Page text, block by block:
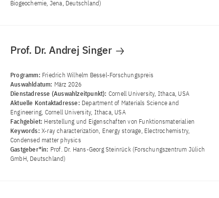
Biogeochemie, Jena, Deutschland)
Prof. Dr. Andrej Singer
Programm: Friedrich Wilhelm Bessel-Forschungspreis
Auswahldatum: März 2026
Dienstadresse (Auswahlzeitpunkt): Cornell University, Ithaca, USA
Aktuelle Kontaktadresse: Department of Materials Science and
Engineering, Cornell University, Ithaca, USA
Fachgebiet: Herstellung und Eigenschaften von Funktionsmaterialien
Keywords: X-ray characterization, Energy storage, Electrochemistry,
Condensed matter physics
Gastgeber*in: Prof. Dr. Hans-Georg Steinrück (Forschungszentrum Jülich
GmbH, Deutschland)